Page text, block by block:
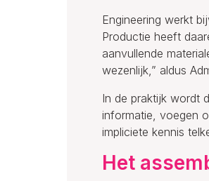
Engineering werkt
Productie heeft
aanvullende
wezenlijk,” aldus
In de praktijk wordt
informatie, voegen
impliciete kennis
Het